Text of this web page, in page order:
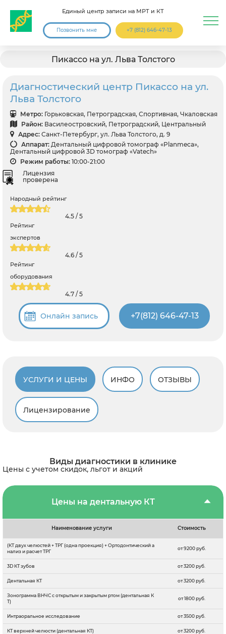
Единый центр записи на МРТ и КТ
Позвонить мне +7 (812) 646-47-13
Пикассо на ул. Льва Толстого
Диагностический центр Пикассо на ул.
Льва Толстого
Метро: Горьковская, Петроградская, Спортивная, Чкаловская
Район: Василеостровский, Петроградский, Центральный
Адрес: Санкт-Петербург, ул. Льва Толстого, д. 9
Аппарат: Дентальный цифровой томограф «Planmeca»,
Дентальный цифровой 3D томограф «Vatech»
Режим работы: 10:00-21:00
Лицензия
проверена
Народный рейтинг
4.5 / 5
Рейтинг
экспертов
4.6 / 5
Рейтинг
оборудования
4.7 / 5
Онлайн запись +7(812) 646-47-13
УСЛУГИ И ЦЕНЫ ИНФО ОТЗЫВЫ
Лицензирование
Виды диагностики в клинике
Цены с учетом скидок, льгот и акций
Цены на дентальную КТ
Наименование услуги Стоимость
(КТ двух челюстей + ТРГ (одна проекция) + Ортодонтический а
нализ и расчет ТРГ
от 9200 руб.
3D КТ зубов от 3200 руб.
Дентальная КТ от 3200 руб.
Зонограмма ВНЧС с открытым и закрытым ртом (дентальная К
Т)
от 1800 руб.
Интраоральное исследование от 3500 руб.
КТ верхней челюсти (дентальная КТ) от 3200 руб.